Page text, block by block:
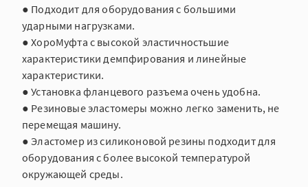
● Подходит для оборудования с большими
ударными нагрузками.
● ХороМуфта с высокой эластичностьшие
характеристики демпфирования и линейные
характеристики.
● Установка фланцевого разъема очень удобна.
● Резиновые эластомеры можно легко заменить, не
перемещая машину.
● Эластомер из силиконовой резины подходит для
оборудования с более высокой температурой
окружающей среды.